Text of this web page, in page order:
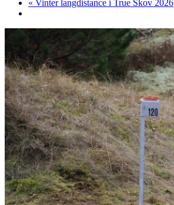
« Vinter langdistance i True Skov 2026